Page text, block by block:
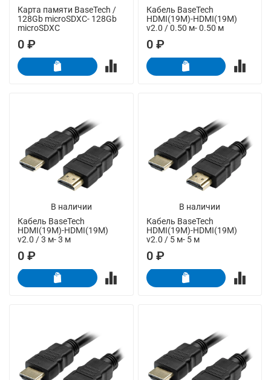
Карта памяти BaseTech /
128Gb microSDXC- 128Gb
microSDXC
0 ₽
Кабель BaseTech
HDMI(19M)-HDMI(19M)
v2.0 / 0.50 м- 0.50 м
0 ₽
В наличии
Кабель BaseTech
HDMI(19M)-HDMI(19M)
v2.0 / 3 м- 3 м
0 ₽
В наличии
Кабель BaseTech
HDMI(19M)-HDMI(19M)
v2.0 / 5 м- 5 м
0 ₽